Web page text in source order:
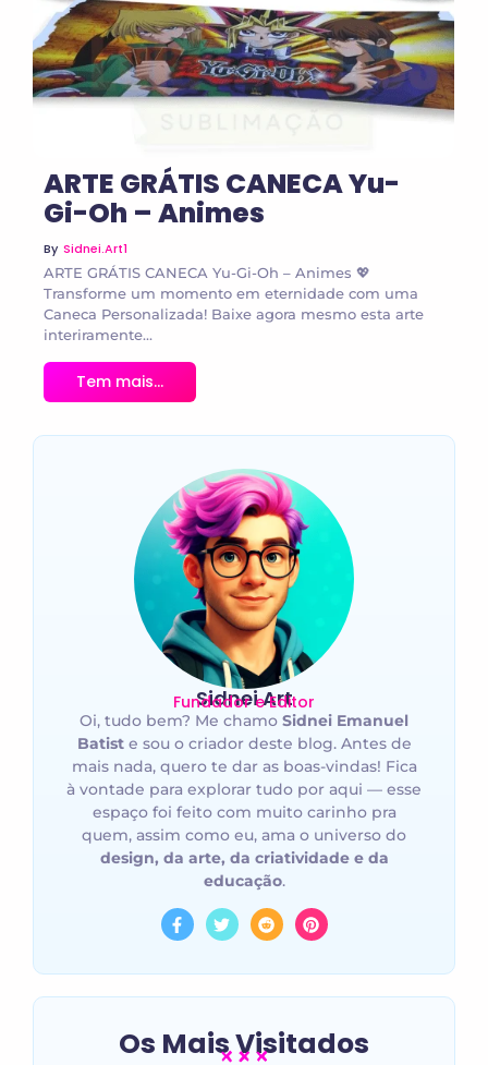
ARTE GRÁTIS CANECA Yu-
Gi-Oh – Animes
By Sidnei.art1
ARTE GRÁTIS CANECA Yu-Gi-Oh – Animes 💖
Transforme um momento em eternidade com uma
Caneca Personalizada! Baixe agora mesmo esta arte
interiramente...
Tem mais...
Sidnei Art
Fundador e Editor
Oi, tudo bem? Me chamo Sidnei Emanuel
Batiste sou o criador deste blog. Antes de
mais nada, quero te dar as boas-vindas! Fica
à vontade para explorar tudo por aqui — esse
espaço foi feito com muito carinho pra
quem, assim como eu, ama o universo do
design, da arte, da criatividade e da
educação.
Os Mais Visitados